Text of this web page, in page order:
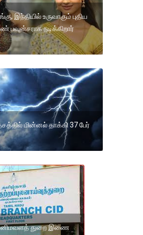
இந்தியில் உருவாகும் புதிய
பவுன்சராக நடிக்கிறார்
மின்னல் தாக்கி 37 பேர்
துறை இணை